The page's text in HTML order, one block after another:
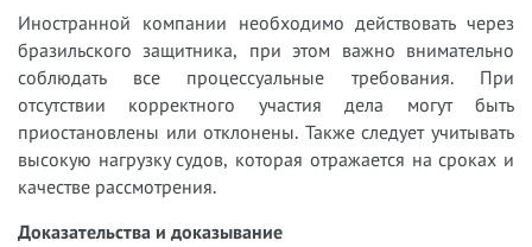
Иностранной компании необходимо действовать через
бразильского защитника, при этом важно внимательно
соблюдать все процессуальные требования. При
отсутствии корректного участия дела могут быть
приостановлены или отклонены. Также следует учитывать
высокую нагрузку судов, которая отражается на сроках и
качестве рассмотрения.
Доказательства и доказывание